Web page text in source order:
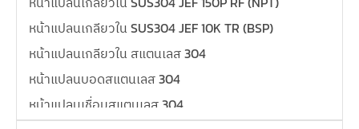
หน้าแปลนเกลียวใน SUS304 JEF 10K TR (BSP)
หน้าแปลนเกลียวใน สแตนเลส 304
หน้าแปลนบอดสแตนเลส 304
หน้าแปลนเชื่อมสแตนเลส 304